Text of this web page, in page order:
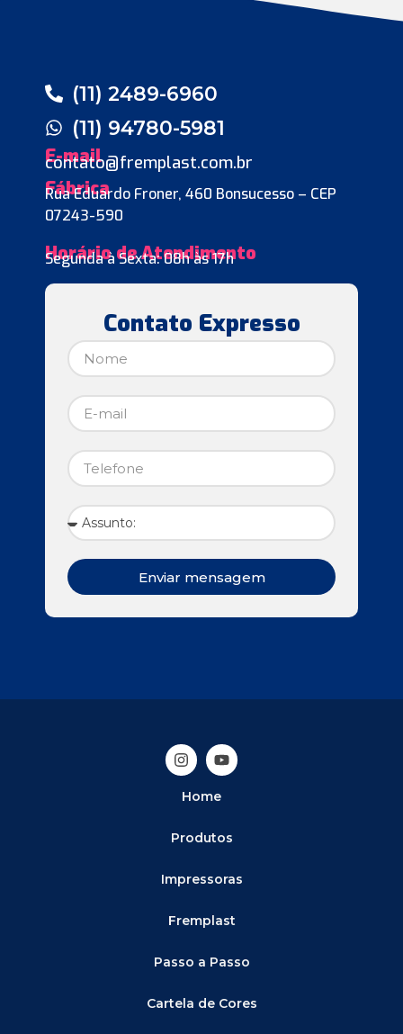
(11) 2489-6960
(11) 94780-5981
E-mail
contato@fremplast.com.br
Fábrica
Rua Eduardo Froner, 460 Bonsucesso – CEP
07243-590
Horário de Atendimento
Segunda à Sexta: 08h às 17h
Contato Expresso
Enviar mensagem
Home
Produtos
Impressoras
Fremplast
Passo a Passo
Cartela de Cores